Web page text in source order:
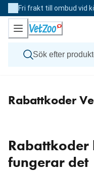
Skip
to
Content
Fri frakt till ombud vid
Katt
Övriga djur
Nyheter
Kampanj
Rabattkoder
Rabattkoder
fungerar det